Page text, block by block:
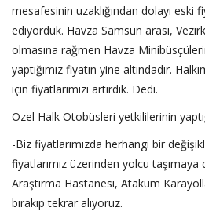
mesafesinin uzaklığından dolayı eski
ediyorduk. Havza Samsun arası,
olmasına rağmen Havza
yaptığımız fiyatın yine altındadır.
için fiyatlarımızı artırdık. Dedi.
Özel Halk Otobüsleri yetkililerinin
-Biz fiyatlarımızda herhangi bir
fiyatlarımız üzerinden yolcu
Araştırma Hastanesi, Atakum
bırakıp tekrar alıyoruz.